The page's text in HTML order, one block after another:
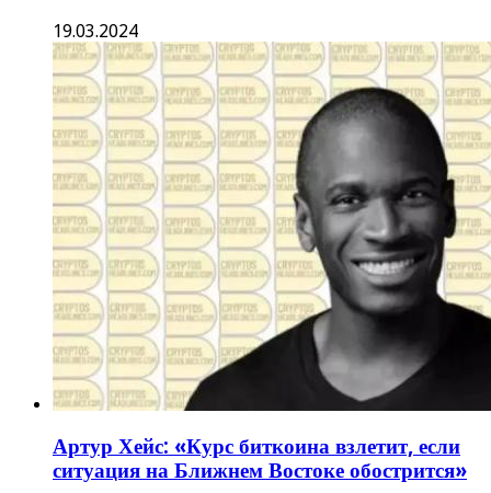
19.03.2024
Артур Хейс: «Курс биткоина взлетит, если
ситуация на Ближнем Востоке обострится»